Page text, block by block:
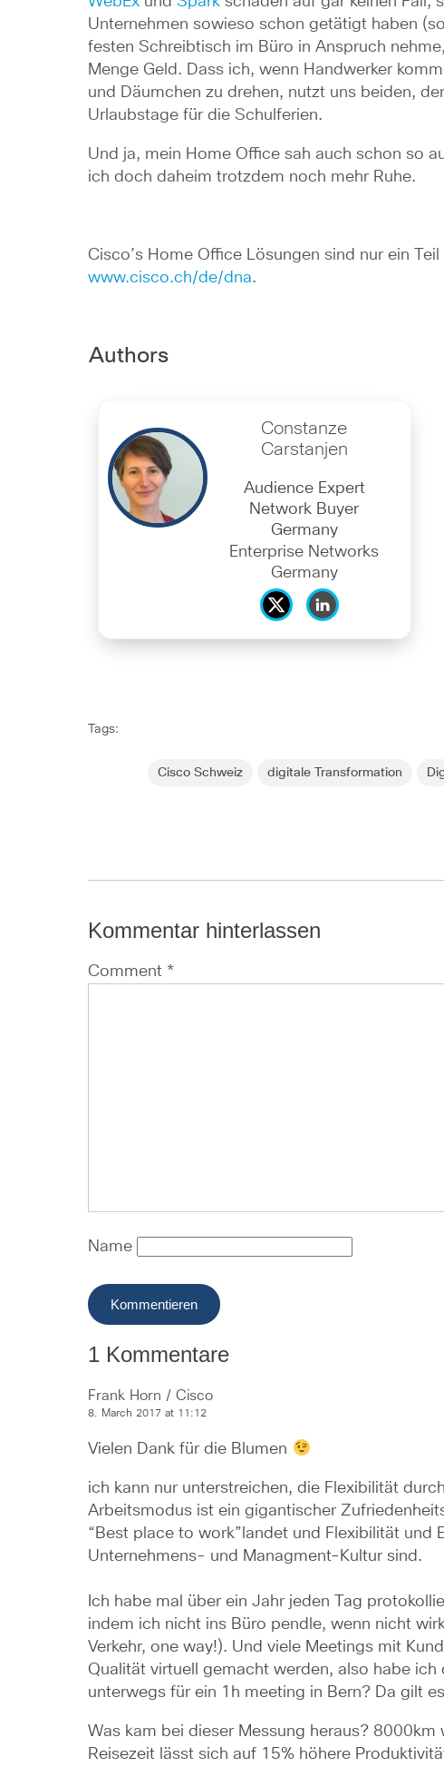
Unternehmen sowieso schon getätigt haben
festen Schreibtisch im Büro in Anspruch
Menge Geld. Dass ich, wenn Handwerker
und Däumchen zu drehen, nutzt uns beiden,
Urlaubstage für die Schulferien.
Und ja, mein Home Office sah auch schon so
ich doch daheim trotzdem noch mehr Ruhe.
Cisco’s Home Office Lösungen sind nur ein
www.cisco.ch/de/dna.
Authors
Constanze
Carstanjen
Audience Expert
Network Buyer
Germany
Enterprise Networks
Germany
Tags:
Cisco Schweiz digitale Transformation
Kommentar hinterlassen
Comment *
Name
1 Kommentare
Frank Horn / Cisco
8. March 2017 at 11:12
Vielen Dank für die Blumen
ich kann nur unterstreichen, die Flexibilität
Arbeitsmodus ist ein gigantischer
“Best place to work”landet und Flexibilität
Unternehmens- und Managment-Kultur sind.
Ich habe mal über ein Jahr jeden Tag
indem ich nicht ins Büro pendle, wenn nicht
Verkehr, one way!). Und viele Meetings mit
Qualität virtuell gemacht werden, also habe
unterwegs für ein 1h meeting in Bern? Da gilt
Was kam bei dieser Messung heraus?
Reisezeit lässt sich auf 15% höhere